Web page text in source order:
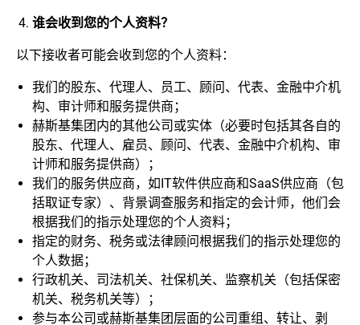
谁会收到您的个人资料？
以下接收者可能会收到您的个人资料：
我们的股东、代理人、员工、顾问、代表、金融中介机
构、审计师和服务提供商；
赫斯基集团内的其他公司或实体（必要时包括其各自的
股东、代理人、雇员、顾问、代表、金融中介机构、审
计师和服务提供商）；
我们的服务供应商，如IT软件供应商和SaaS供应商（包
括取证专家）、背景调查服务和指定的会计师，他们会
根据我们的指示处理您的个人资料；
指定的财务、税务或法律顾问根据我们的指示处理您的
个人数据；
行政机关、司法机关、社保机关、监察机关（包括保密
机关、税务机关等）；
参与本公司或赫斯基集团层面的公司重组、转让、剥